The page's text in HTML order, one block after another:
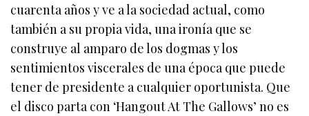
cuarenta años y ve a la sociedad actual, como
también a su propia vida, una ironía que se
construye al amparo de los dogmas y los
sentimientos viscerales de una época que puede
tener de presidente a cualquier oportunista. Que
el disco parta con ‘Hangout At The Gallows’ no es